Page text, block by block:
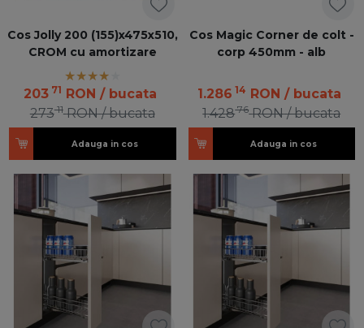
Cos Jolly 200 (155)x475x510,
CROM cu amortizare
203 71 RON / bucata
27311 RON / bucata
Adauga in cos
Cos Magic Corner de colt -
corp 450mm - alb
1.286 14 RON / bucata
1.42876 RON / bucata
Adauga in cos